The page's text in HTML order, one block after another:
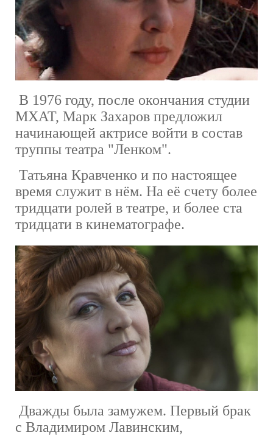
В 1976 году, после окончания студии
МХАТ, Марк Захаров предложил
начинающей актрисе войти в состав
труппы театра "Ленком".
Татьяна Кравченко и по настоящее
время служит в нём. На её счету более
тридцати ролей в театре, и более ста
тридцати в кинематографе.
Дважды была замужем. Первый брак
с Владимиром Лавинским,